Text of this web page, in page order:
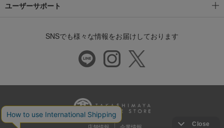
ユーザーサポート
SNSでも様々な情報をお届けしております